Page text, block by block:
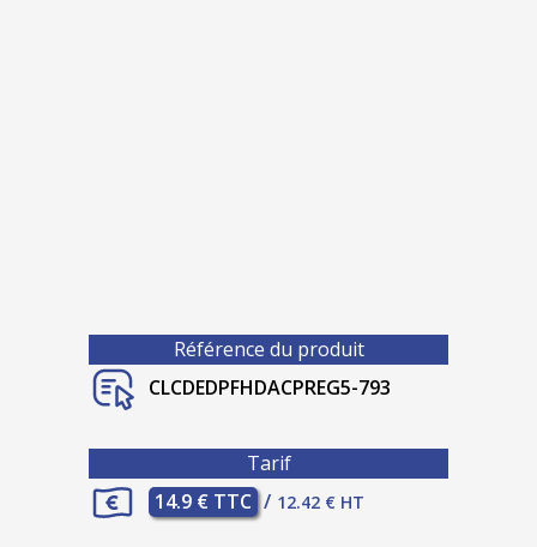
Référence du produit
CLCDEDPFHDACPREG5-793
Tarif
14.9 € TTC / 12.42 € HT